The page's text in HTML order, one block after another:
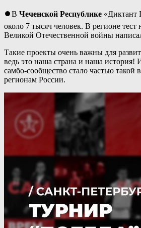
⏺В Чеченской Республике «Диктант
около 7 тысяч человек. В регионе тест
Великой Отечественной войны
Такие проекты очень важны для
ведь это наша страна и наша
самбо-сообщество стало частью
регионам России.